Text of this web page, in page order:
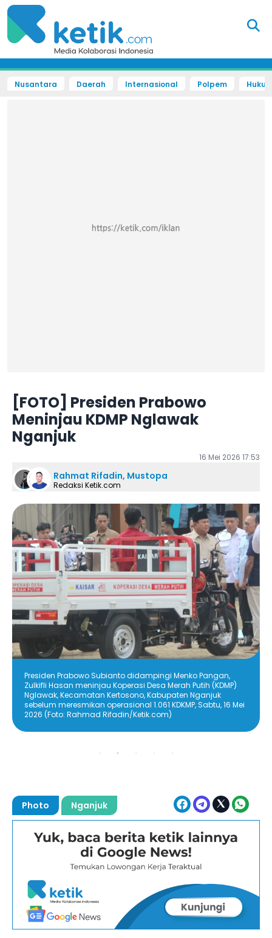
Nusantara Daerah Internasional Polpem
[FOTO] Presiden Prabowo
Meninjau KDMP Nglawak
Nganjuk
16 Mei 2026 17:53
Rahmat Rifadin, Mustopa
Redaksi Ketik.com
Presiden Prabowo Subianto didampingi Menko Pangan,
Zulkifli Hasan meninjau Koperasi Desa Merah Putih (KDMP)
Nglawak, Kecamatan Kertosono, Kabupaten Nganjuk
sebelum meresmikan operasional 1.061 KDKMP, Sabtu, 16 Mei
2026 (Foto: Rahmad Rifadin/Ketik.com)
Photo Nganjuk